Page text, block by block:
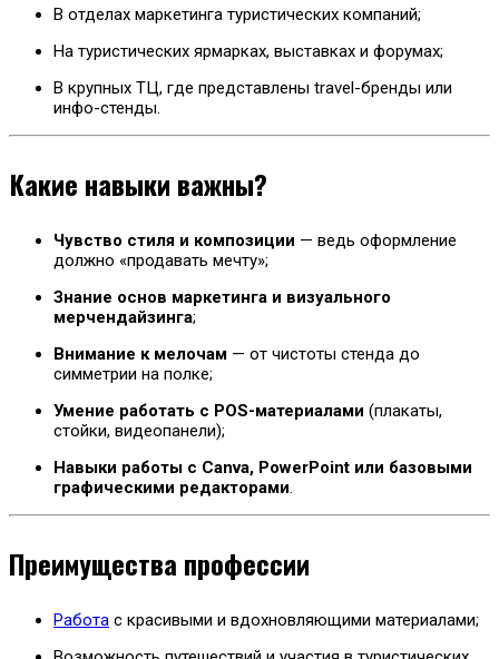
В отделах маркетинга туристических компаний;
На туристических ярмарках, выставках и форумах;
В крупных ТЦ, где представлены travel-бренды или
инфо-стенды.
Какие навыки важны?
Чувство стиля и композиции — ведь оформление
должно «продавать мечту»;
Знание основ маркетинга и визуального
мерчендайзинга;
Внимание к мелочам — от чистоты стенда до
симметрии на полке;
Умение работать с POS-материалами (плакаты,
стойки, видеопанели);
Навыки работы с Canva, PowerPoint или базовыми
графическими редакторами.
Преимущества профессии
Работа с красивыми и вдохновляющими материалами;